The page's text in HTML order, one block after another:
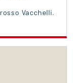
Vacchelli.